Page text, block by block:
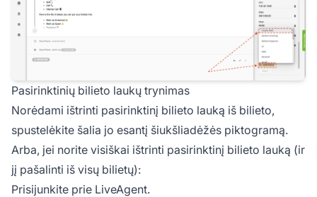
Pasirinktinių bilieto laukų trynimas
Norėdami ištrinti pasirinktinį bilieto lauką iš bilieto,
spustelėkite šalia jo esantį šiukšliadėžės piktogramą.
Arba, jei norite visiškai ištrinti pasirinktinį bilieto lauką (ir
jį pašalinti iš visų bilietų):
Prisijunkite prie LiveAgent.